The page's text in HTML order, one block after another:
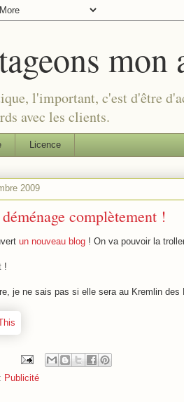
mon
l'important, c'est d'être
avec les clients.
Licence
2009
complètement !
un nouveau blog ! On va pouvoir la
!
je ne sais pas si elle sera au Kremlin des
Publicité